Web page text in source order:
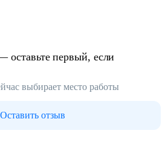
оставьте первый, если
выбирает место работы
Оставить отзыв